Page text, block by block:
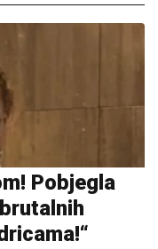
Pobjegla